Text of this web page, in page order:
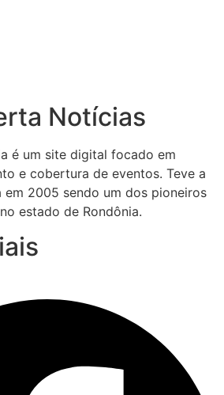
Notícias
é um site digital focado em
e cobertura de eventos. Teve a
em 2005 sendo um dos pioneiros
estado de Rondônia.